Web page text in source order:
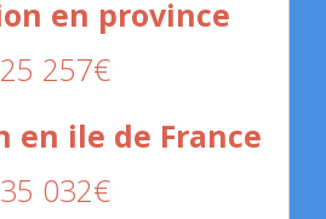
25 257€
35 032€